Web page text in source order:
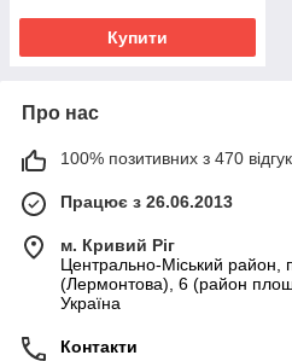
Купити
Про нас
100% позитивних з 470
Працює з 26.06.2013
м. Кривий Ріг
Центрально-Міський район,
(Лермонтова), 6 (район
Україна
Контакти